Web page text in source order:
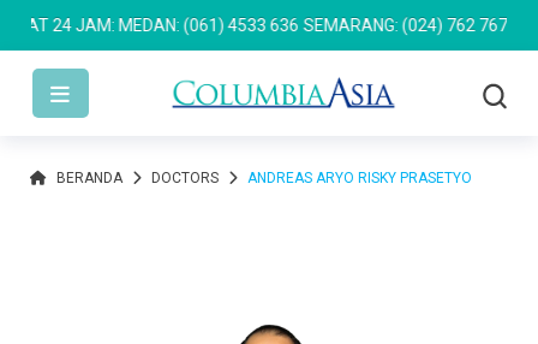
24 JAM: MEDAN: (061) 4533 636 SEMARANG: (024) 762 7676
BERANDA DOCTORS ANDREAS ARYO RISKY PRASETYO